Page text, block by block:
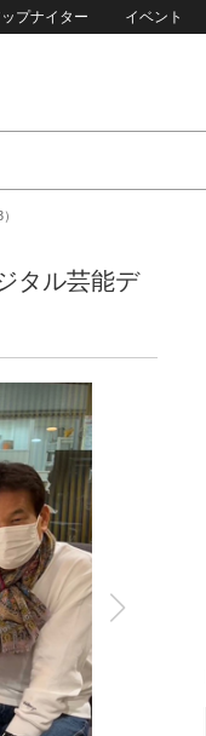
プナイター イベント
タル芸能デ